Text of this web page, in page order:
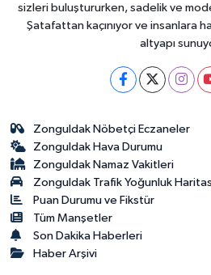
sizleri buluştururken, sadelik ve
Şatafattan kaçınıyor ve insanlara
altyapı
Zonguldak Nöbetçi Eczaneler
Zonguldak Hava Durumu
Zonguldak Namaz Vakitleri
Zonguldak Trafik Yoğunluk
Puan Durumu ve Fikstür
Tüm Manşetler
Son Dakika Haberleri
Haber Arşivi